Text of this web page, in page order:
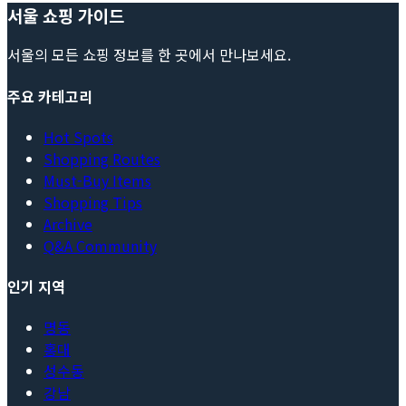
서울 쇼핑 가이드
서울의 모든 쇼핑 정보를 한 곳에서 만나보세요.
주요 카테고리
Hot Spots
Shopping Routes
Must-Buy Items
Shopping Tips
Archive
Q&A Community
인기 지역
명동
홍대
성수동
강남